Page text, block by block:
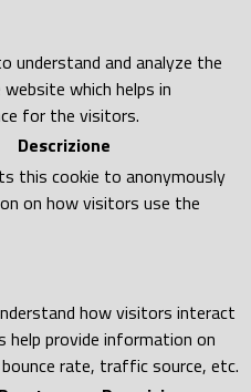
understand and analyze the
which helps in
for the visitors.
Descrizione
this cookie to anonymously
on how visitors use the
how visitors interact
help provide information on
rate, traffic source, etc.